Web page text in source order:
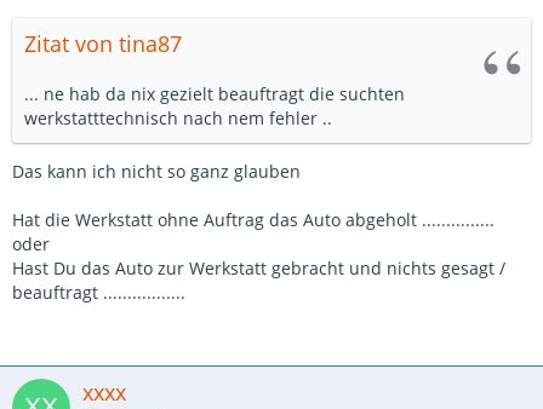
Zitat von tina87
... ne hab da nix gezielt beauftragt die suchten
werkstatttechnisch nach nem fehler ..
Das kann ich nicht so ganz glauben
Hat die Werkstatt ohne Auftrag das Auto abgeholt ...............
oder
Hast Du das Auto zur Werkstatt gebracht und nichts gesagt /
beauftragt .................
xxxx